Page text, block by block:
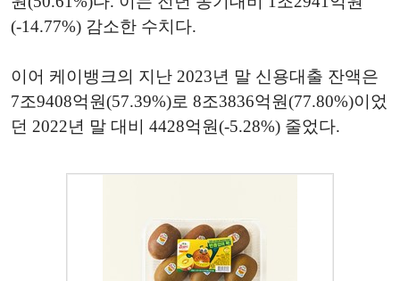
(-14.77%) 감소한 수치다.
이어 케이뱅크의 지난 2023년 말 신용대출 잔액은
7조9408억원(57.39%)로 8조3836억원(77.80%)이었
던 2022년 말 대비 4428억원(-5.28%) 줄었다.